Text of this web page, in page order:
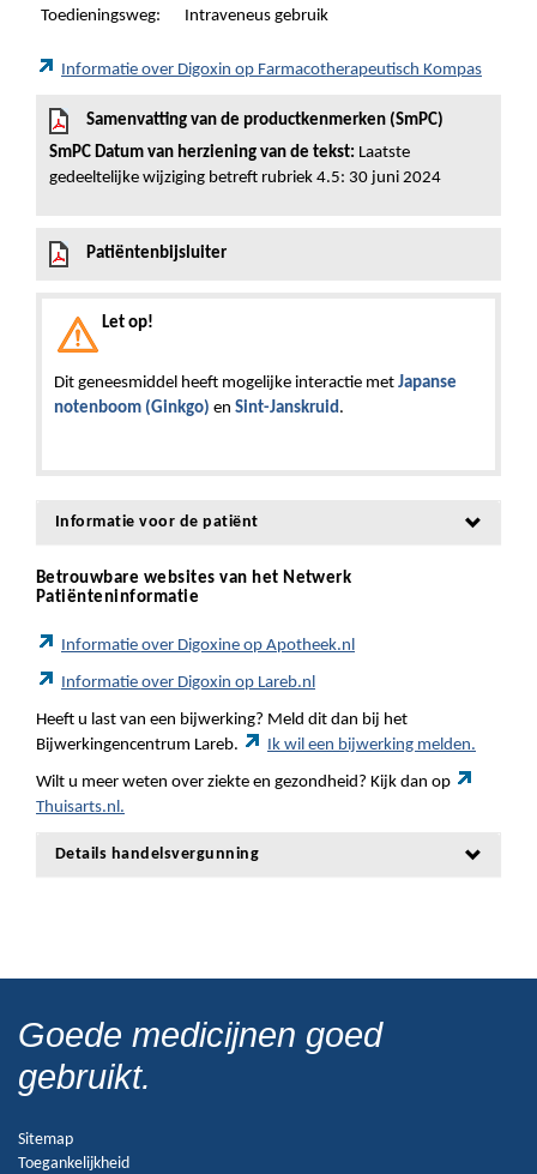
Toedieningsweg: Intraveneus gebruik
Informatie over Digoxin op Farmacotherapeutisch Kompas
Samenvatting van de productkenmerken (SmPC)
SmPC Datum van herziening van de tekst: Laatste
gedeeltelijke wijziging betreft rubriek 4.5: 30 juni 2024
Patiëntenbijsluiter
Let op!
Dit geneesmiddel heeft mogelijke interactie met Japanse
notenboom (Ginkgo) en Sint-Janskruid.
Informatie voor de patiënt
Betrouwbare websites van het Netwerk
Patiënteninformatie
Informatie over Digoxine op Apotheek.nl
Informatie over Digoxin op Lareb.nl
Heeft u last van een bijwerking? Meld dit dan bij het
Bijwerkingencentrum Lareb.
Ik wil een bijwerking melden.
Wilt u meer weten over ziekte en gezondheid? Kijk dan op
Thuisarts.nl.
Details handelsvergunning
Goede medicijnen goed
gebruikt.
Sitemap
Toegankelijkheid